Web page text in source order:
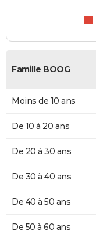
Famille BOOG
Moins de 10 ans
De 10 à 20 ans
De 20 à 30 ans
De 30 à 40 ans
De 40 à 50 ans
De 50 à 60 ans